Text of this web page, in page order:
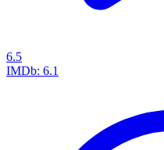
6.5
IMDb: 6.1